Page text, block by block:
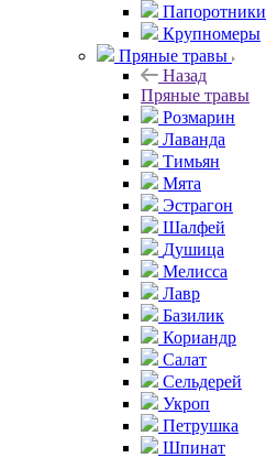
Папоротники
Крупномеры
Пряные травы
Назад
Пряные травы
Розмарин
Лаванда
Тимьян
Мята
Эстрагон
Шалфей
Душица
Мелисса
Лавр
Базилик
Кориандр
Салат
Сельдерей
Укроп
Петрушка
Шпинат